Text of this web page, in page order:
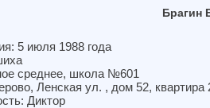
Брагин
5 июля 1988 года
среднее, школа №601
Ленская ул. , дом 52, квартира
Диктор